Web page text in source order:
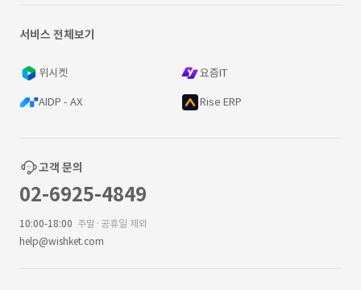
서비스 전체보기
위시켓 요즘IT
AIDP - AX Rise ERP
고객 문의
02-6925-4849
10:00-18:00 주말·공휴일 제외
help@wishket.com